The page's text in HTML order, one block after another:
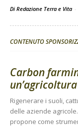
Di Redazione Terra e Vita -
CONTENUTO
Carbon
Rigenerare i suoli,
delle aziende
propone come